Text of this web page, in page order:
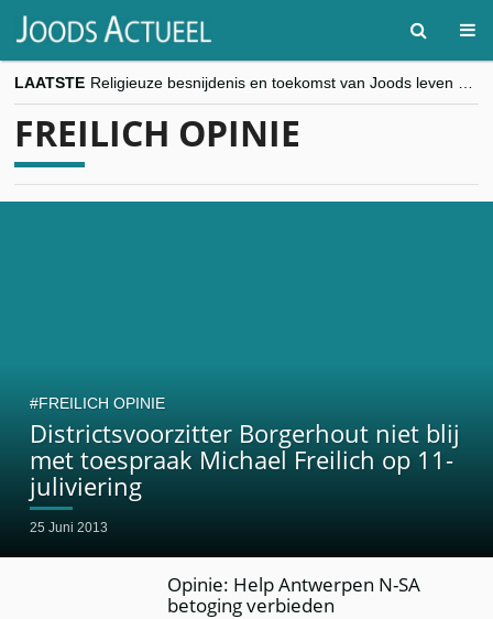
LAATSTE
“Besnijdenisdebat toont hoe moeilijk seculiere Westen minderheden begrijpt”, Jinnih Beels (Vooruit)
FREILICH OPINIE
Districtsvoorzitter Borgerhout niet blij
met toespraak Michael Freilich op 11-
juliviering
25 Juni 2013
FREILICH OPINIE
Opinie: Help Antwerpen N-SA
betoging verbieden